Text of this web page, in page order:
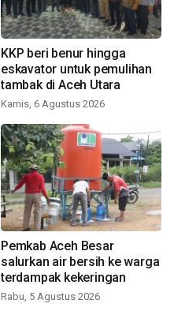
KKP beri benur hingga
eskavator untuk pemulihan
tambak di Aceh Utara
Kamis, 6 Agustus 2026
Pemkab Aceh Besar
salurkan air bersih ke warga
terdampak kekeringan
Rabu, 5 Agustus 2026